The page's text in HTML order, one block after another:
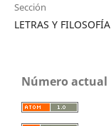
Sección
LETRAS Y FILOSOFÍA
Número actual